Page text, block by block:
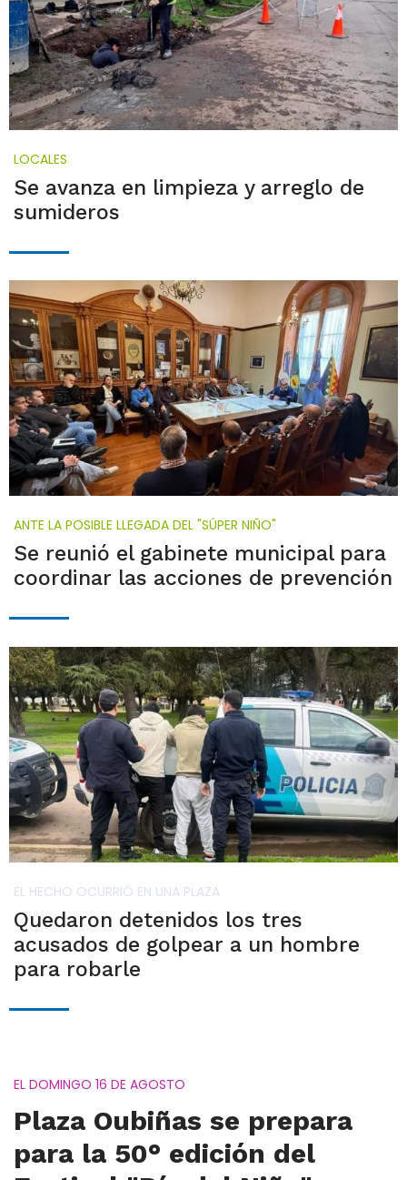
LOCALES
Se avanza en limpieza y arreglo de
sumideros
ANTE LA POSIBLE LLEGADA DEL "SÚPER NIÑO"
Se reunió el gabinete municipal para
coordinar las acciones de prevención
EL HECHO OCURRIÓ EN UNA PLAZA
Quedaron detenidos los tres
acusados de golpear a un hombre
para robarle
EL DOMINGO 16 DE AGOSTO
Plaza Oubiñas se prepara
para la 50° edición del